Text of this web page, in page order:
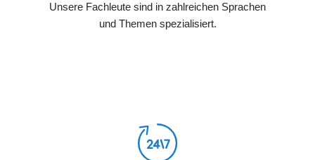
Unsere Fachleute sind in zahlreichen Sprachen
und Themen spezialisiert.